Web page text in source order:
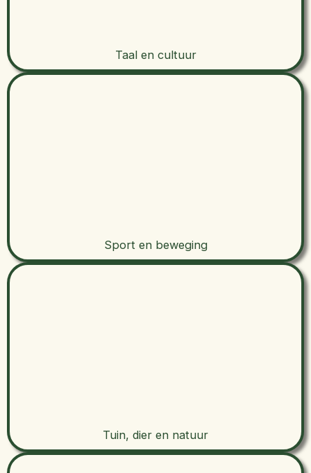
Taal en cultuur
Sport en beweging
Tuin, dier en natuur